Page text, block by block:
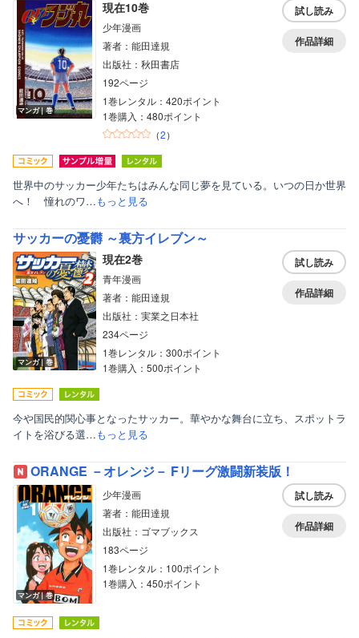
マンガ｜巻
現在10巻
少年漫画
著者：能田達規
出版社：秋田書店
192ページ
1巻レンタル：420ポイント
1巻購入：480ポイント
（2）
試し読み
作品詳細
世界中のサッカー少年たちはみんな同じ夢を見ている。いつの日か世界
へ！ 憧れのワ…もっと見る
サッカーの憂欝 ～裏方イレブン～
マンガ｜巻
現在2巻
青年漫画
著者：能田達規
出版社：実業之日本社
234ページ
1巻レンタル：300ポイント
1巻購入：500ポイント
試し読み
作品詳細
今や国民的関心事となったサッカー。華やかな舞台に立ち、スポットラ
イトを浴びる選…もっと見る
ORANGE －オレンジ－ Fリーグ激闘新装版！
マンガ｜巻
少年漫画
著者：能田達規
出版社：ゴマブックス
183ページ
1巻レンタル：100ポイント
1巻購入：450ポイント
試し読み
作品詳細